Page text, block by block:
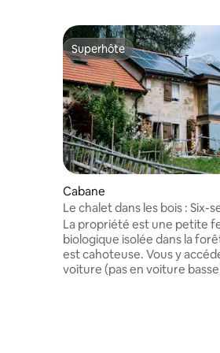
Superhôte
Superhôte
Cabane
Le chalet dans les bois : Six-
wellness
La propriété est une petite
biologique isolée dans la
est cahoteuse. Vous y
voiture (pas en voiture